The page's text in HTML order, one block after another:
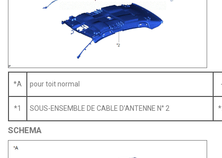
*A pour toit normal
*1 SOUS-ENSEMBLE DE CABLE D'ANTENNE N° 2
SCHEMA